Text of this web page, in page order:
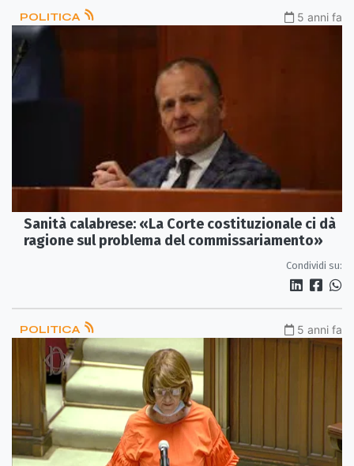
POLITICA 5 anni fa
Sanità calabrese: «La Corte costituzionale ci dà
ragione sul problema del commissariamento»
Condividi su:
POLITICA 5 anni fa